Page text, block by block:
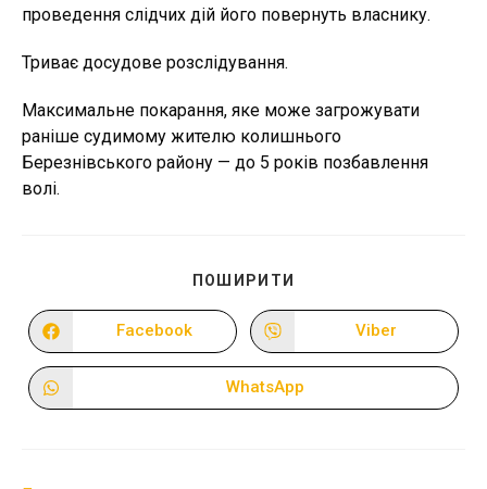
проведення слідчих дій його повернуть власнику.
Триває досудове розслідування.
Максимальне покарання, яке може загрожувати
раніше судимому жителю колишнього
Березнівського району — до 5 років позбавлення
волі.
ПОШИРИТИ
ВМІСТОМ
Відкрити
в
новому
Facebook
Відкрити
в
новому
Viber
Відкрити
в
WhatsApp